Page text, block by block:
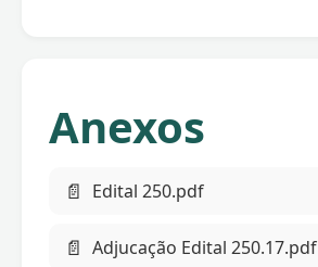
Anexos
📄 Edital 250.pdf
📄 Adjucação Edital 250.17.pdf